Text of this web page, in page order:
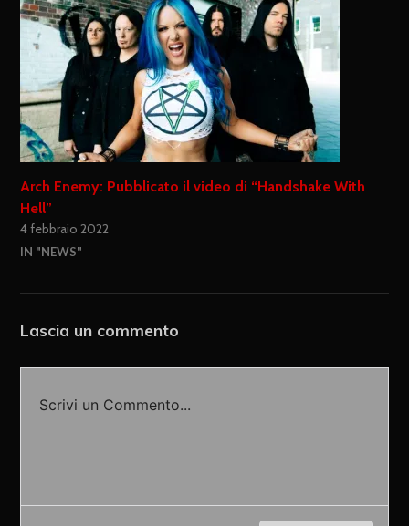
Arch Enemy: Pubblicato il video di “Handshake With
Hell”
4 febbraio 2022
IN "NEWS"
Lascia un commento
Scrivi un Commento...